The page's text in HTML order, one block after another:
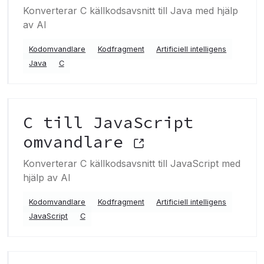
Konverterar C källkodsavsnitt till Java med hjälp
av AI
Kodomvandlare Kodfragment
Artificiell intelligens
Java
C
C till JavaScript
omvandlare
Konverterar C källkodsavsnitt till JavaScript med
hjälp av AI
Kodomvandlare Kodfragment
Artificiell intelligens
JavaScript
C